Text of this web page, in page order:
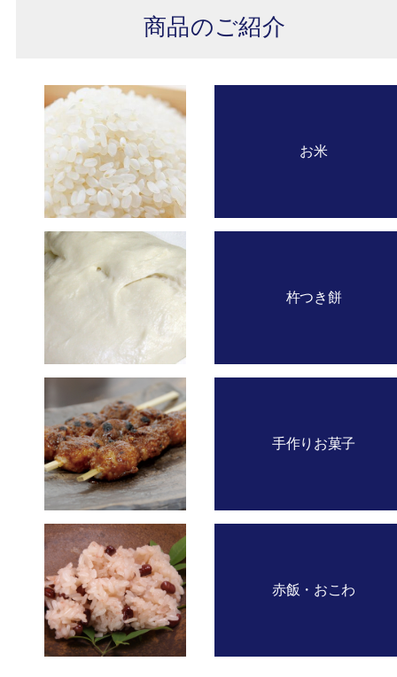
商品のご紹介
お米
杵つき餅
手作りお菓子
赤飯・おこわ